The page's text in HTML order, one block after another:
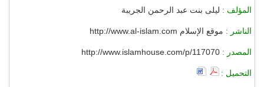
المؤلف : ليلى بنت عبد الرحمن الجريبة
الناشر : موقع الإسلام http://www.al-islam.com
المصدر : http://www.islamhouse.com/p/117070
التحميل :